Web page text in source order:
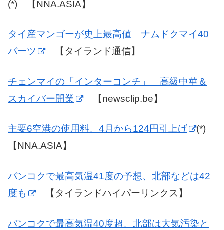
(*) 【NNA.ASIA】
タイ産マンゴーが史上最高値 ナムドクマイ40
バーツ
【タイランド通信】
チェンマイの「インターコンチ」 高級中華＆
スカイバー開業
【newsclip.be】
主要6空港の使用料、4月から124円引上げ
(*)
【NNA.ASIA】
バンコクで最高気温41度の予想、北部などは42
度も
【タイランドハイパーリンクス】
バンコクで最高気温40度超、北部は大気汚染と